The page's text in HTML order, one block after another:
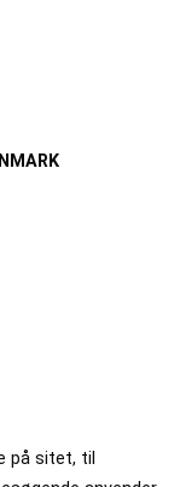
på sitet, til